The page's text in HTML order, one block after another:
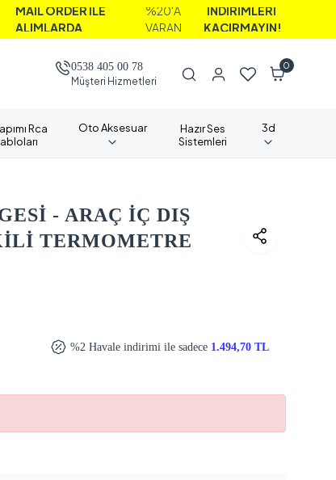
İLE
%20'A
İNDİRİMLERİ
KAÇIRMAYIN!
0538 405 00 78
Müşteri Hizmetleri
0
Rca
Oto Aksesuar
Hazır Ses
Sistemleri
3d
- ARAÇ İÇ DIŞ
TERMOMETRE
%2 Havale indirimi ile sadece 1.494,70 TL